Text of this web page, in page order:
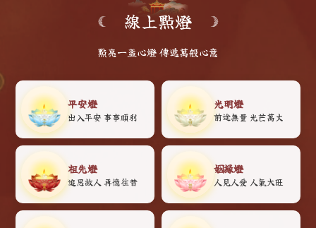
線上點燈
點亮一盞心燈 傳遞萬般心意
平安燈
出入平安 事事順利
光明燈
前途無量 光芒萬丈
祖先燈
追思故人 再憶往昔
姻緣燈
人見人愛 人氣大旺